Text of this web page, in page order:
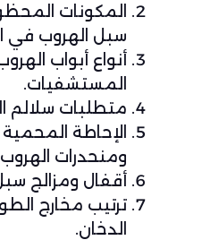
المكونات
سبل الهروب في
أنواع أبواب
المستشفيات.
متطلبات سلالم
الإحاطة
ومنحدرات الهروب
أقفال ومزالج
ترتيب مخارج
الدخان.